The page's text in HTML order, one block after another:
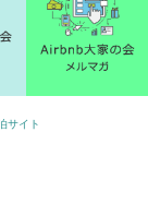
サイト